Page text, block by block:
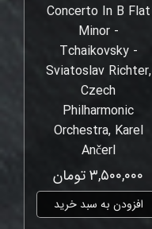
Concerto In B Flat
Minor -
Tchaikovsky -
Sviatoslav Richter,
Czech
Philharmonic
Orchestra, Karel
Ančerl
۳,۵۰۰,۰۰۰ تومان
افزودن به سبد خرید